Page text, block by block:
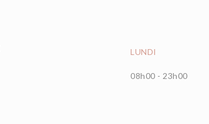
LUNDI
08h00 - 23h00